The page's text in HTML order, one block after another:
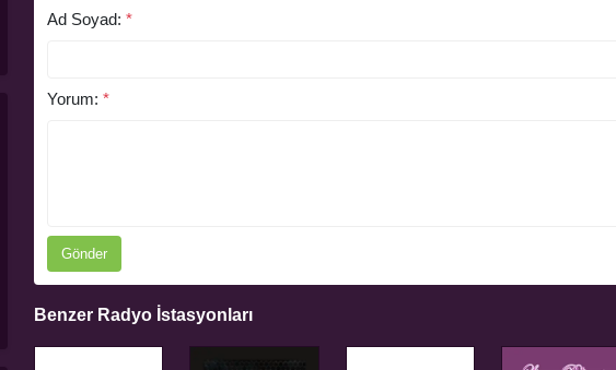
Ad Soyad: *
Yorum: *
Gönder
Benzer Radyo İstasyonları